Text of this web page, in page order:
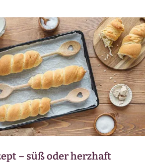
– süß oder herzhaft